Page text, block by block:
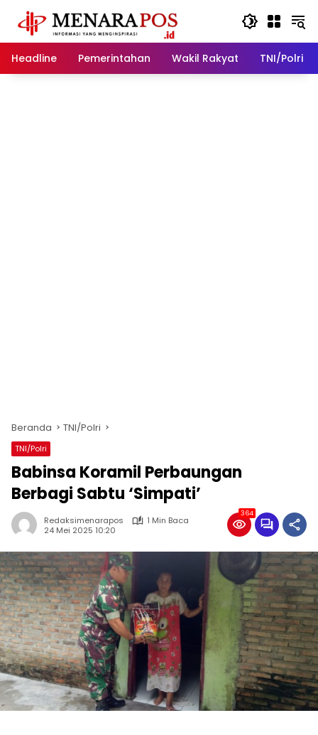
konten
Headline
Pemerintahan Wakil Rakyat TNI/Polri
Beranda TNI/Polri
TNI/Polri
Babinsa Koramil Perbaungan
Berbagi Sabtu ‘Simpati’
Redaksimenarapos
1 Min Baca
24 Mei 2025 10:20
364